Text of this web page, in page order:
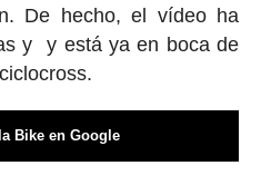
De hecho, el vídeo ha
y y está ya en boca de
Bike en Google